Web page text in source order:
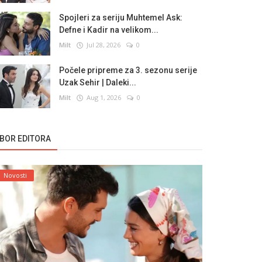
Spojleri za seriju Muhtemel Ask:
Defne i Kadir na velikom...
Milt Jul 28, 2026 0
Počele pripreme za 3. sezonu serije
Uzak Sehir | Daleki...
Milt Aug 1, 2026 0
EDITORA
Novosti